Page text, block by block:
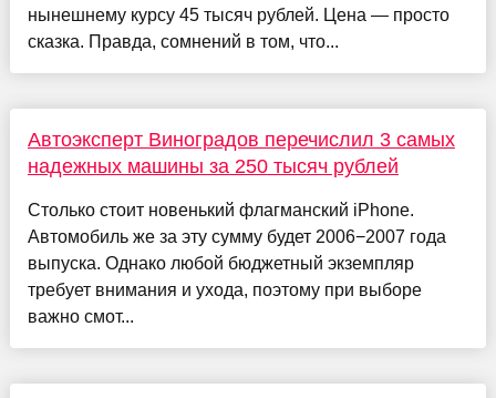
нынешнему курсу 45 тысяч рублей. Цена — просто
сказка. Правда, сомнений в том, что...
Автоэксперт Виноградов перечислил 3 самых
надежных машины за 250 тысяч рублей
Столько стоит новенький флагманский iPhone.
Автомобиль же за эту сумму будет 2006−2007 года
выпуска. Однако любой бюджетный экземпляр
требует внимания и ухода, поэтому при выборе
важно смот...